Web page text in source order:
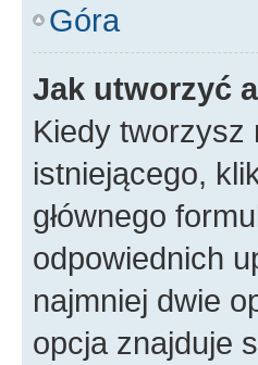
Góra
Jak utworzyć
Kiedy tworzysz
istniejącego,
głównego
odpowiednich
najmniej dwie
opcja znajduje